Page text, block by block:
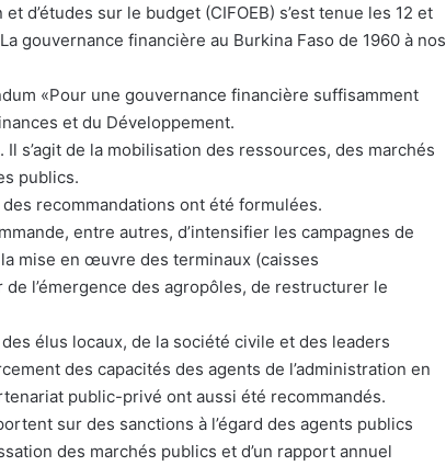
d’études sur le budget (CIFOEB) s’est tenue les 12 et
gouvernance financière au Burkina Faso de 1960 à nos
«Pour une gouvernance financière suffisamment
et du Développement.
s’agit de la mobilisation des ressources, des marchés
publics.
recommandations ont été formulées.
entre autres, d’intensifier les campagnes de
mise en œuvre des terminaux (caisses
l’émergence des agropôles, de restructurer le
élus locaux, de la société civile et des leaders
des capacités des agents de l’administration en
public-privé ont aussi été recommandés.
sur des sanctions à l’égard des agents publics
des marchés publics et d’un rapport annuel